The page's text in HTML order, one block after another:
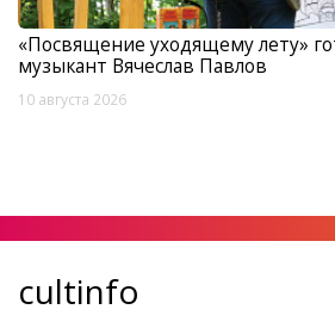
«Посвящение уходящему лету»
музыкант Вячеслав Павлов
10 августа 2026
cultinfo